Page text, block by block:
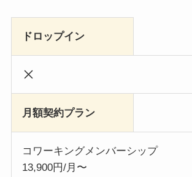
ドロップイン
月額契約プラン
コワーキングメンバーシップ
13,900円/月〜